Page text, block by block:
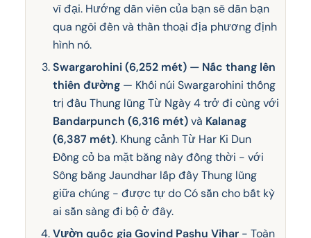
vĩ đại. Hướng dẫn viên của bạn sẽ dẫn bạn
qua ngôi đền và thần thoại địa phương định
hình nó.
Swargarohini (6,252 mét) — Nấc thang lên
thiên đường— Khối núi Swargarohini thống
trị đầu Thung lũng Từ Ngày 4 trở đi cùng với
Bandarpunch (6,316 mét)và Kalanag
(6,387 mét). Khung cảnh Từ Har Ki Dun
Đồng cỏ ba mặt băng này đồng thời - với
Sông băng Jaundhar lấp đầy Thung lũng
giữa chúng - được tự do Có sẵn cho bất kỳ
ai sẵn sàng đi bộ ở đây.
Vườn quốc gia Govind Pashu Vihar- Toàn